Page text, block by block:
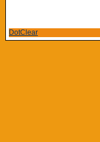
DotClear